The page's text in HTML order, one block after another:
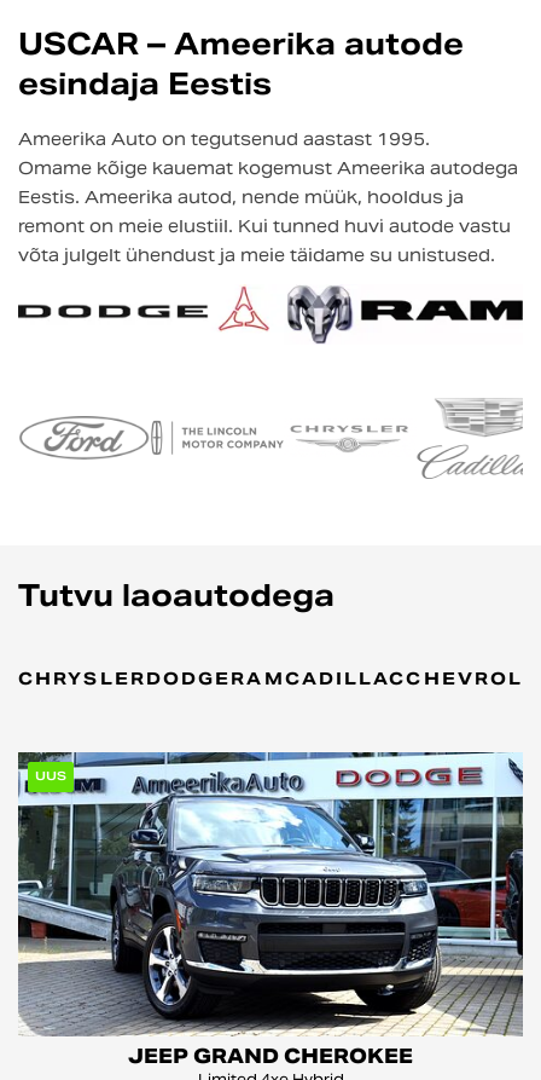
USCAR – Ameerika autode
esindaja Eestis
Ameerika Auto on tegutsenud aastast 1995.
Omame kõige kauemat kogemust Ameerika autodega
Eestis. Ameerika autod, nende müük, hooldus ja
remont on meie elustiil. Kui tunned huvi autode vastu
võta julgelt ühendust ja meie täidame su unistused.
Tutvu laoautodega
CHRYSLERDODGERAMCADILLAC
UUS
JEEP GRAND CHEROKEE